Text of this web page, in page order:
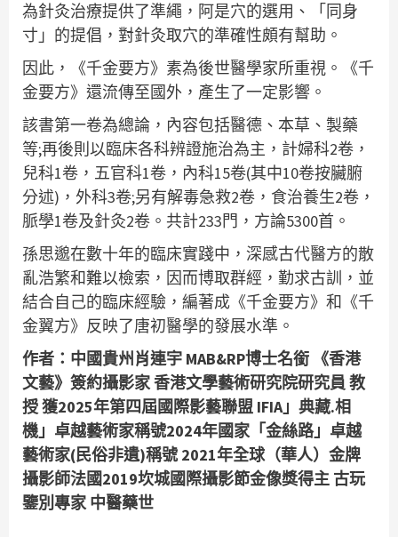
為針灸治療提供了準繩，阿是穴的選用、「同身
寸」的提倡，對針灸取穴的準確性頗有幫助。
因此，《千金要方》素為後世醫學家所重視。《千
金要方》還流傳至國外，產生了一定影響。
該書第一卷為總論，內容包括醫德、本草、製藥
等;再後則以臨床各科辨證施治為主，計婦科2卷，
兒科1卷，五官科1卷，內科15卷(其中10卷按臟腑
分述)，外科3卷;另有解毒急救2卷，食治養生2卷，
脈學1卷及針灸2卷。共計233門，方論5300首。
孫思邈在數十年的臨床實踐中，深感古代醫方的散
亂浩繁和難以檢索，因而博取群經，勤求古訓，並
結合自己的臨床經驗，編著成《千金要方》和《千
金翼方》反映了唐初醫學的發展水準。
作者：中國貴州肖連宇 MAB&RP博士名銜 《香港
文藝》簽約攝影家 香港文學藝術研究院研究員 教
授 獲2025年第四屆國際影藝聯盟 IFIA」典藏.相
機」卓越藝術家稱號2024年國家「金絲路」卓越
藝術家(民俗非遺)稱號 2021年全球（華人）金牌
攝影師法國2019坎城國際攝影節金像獎得主 古玩
鑒別專家 中醫藥世